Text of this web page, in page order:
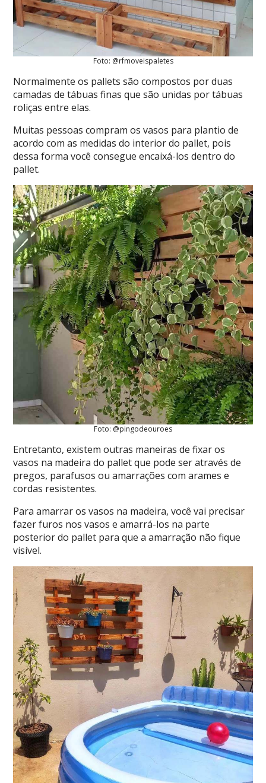
Foto: @rfmoveispaletes
Normalmente os pallets são compostos por duas
camadas de tábuas finas que são unidas por tábuas
roliças entre elas.
Muitas pessoas compram os vasos para plantio de
acordo com as medidas do interior do pallet, pois
dessa forma você consegue encaixá-los dentro do
pallet.
Foto: @pingodeouroes
Entretanto, existem outras maneiras de fixar os
vasos na madeira do pallet que pode ser através de
pregos, parafusos ou amarrações com arames e
cordas resistentes.
Para amarrar os vasos na madeira, você vai precisar
fazer furos nos vasos e amarrá-los na parte
posterior do pallet para que a amarração não fique
visível.